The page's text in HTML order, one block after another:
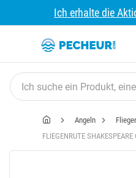
Ich erhalte die
Angeln
FLIEGENRUTE